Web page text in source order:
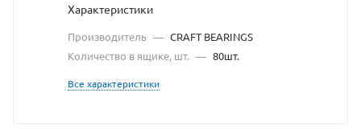
Характеристики
Производитель — CRAFT BEARINGS
Количество в ящике, шт. — 80шт.
Все характеристики